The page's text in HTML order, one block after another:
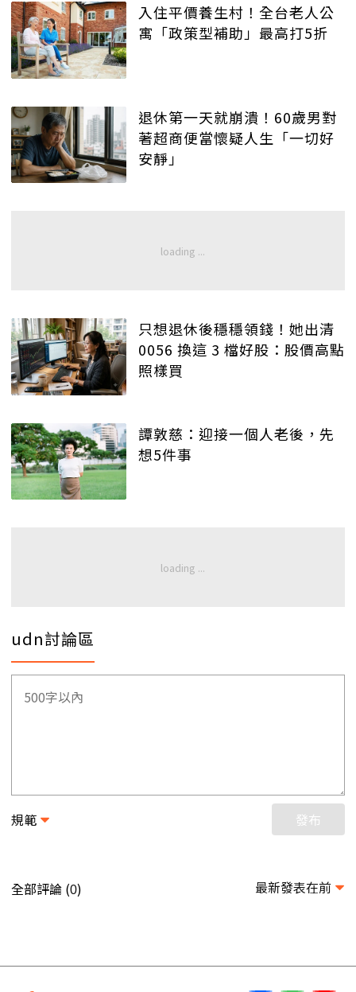
入住平價養生村！全台老人公
寓「政策型補助」最高打5折
退休第一天就崩潰！60歲男對
著超商便當懷疑人生「一切好
安靜」
只想退休後穩穩領錢！她出清
0056 換這 3 檔好股：股價高點
照樣買
譚敦慈：迎接一個人老後，先
想5件事
udn討論區
規範 發布
全部評論 (0) 最新發表在前